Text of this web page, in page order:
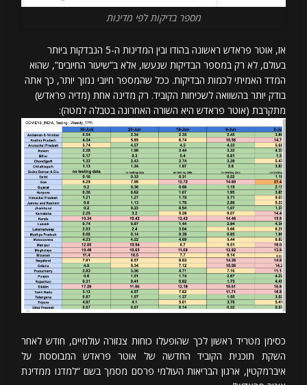
מספר בדיקות לפי מדינות
אז, אוטר פראדש ראשונה בהודו ובין המדינות ה-5 הנבדקות ביותר
בעולם, לא רק במספר הבדיקות שנעשו, אלא ב”שיעור החיובים”, שהוא
המדד האמיתי לכמות הבדיקות. ככל שהמספר חיובי נמוך יותר, כך אתה
בודק יותר בהשוואה לשכיחות הקוביד. רק מדינה אחת (מדיה פראדש)
מתקרבת (אוטר פראדש היא השורה האחרונה בטבלה למטה):
כסימן מטריד ראשון לכך שהופעלו כוחות צנזורה עולמיים, חודש לאחר
השקת תוכנית הקוביד החדשה של אוטר פראדש המבוססת על
איברמקטין, ארגון הבריאות העולמי פרסם מסמך בשם “למדנו ממדינת